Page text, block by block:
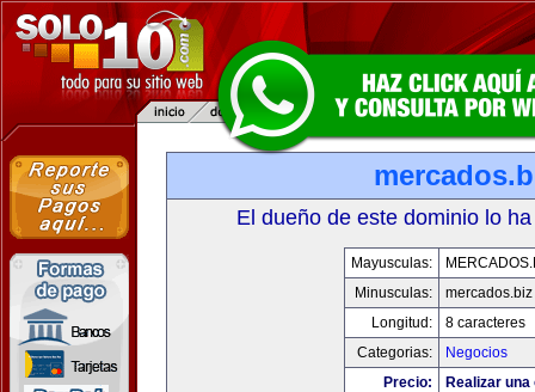
El dueño de este dominio lo
Mayusculas:
Minusculas:
mercados.biz
Longitud:
8 caracteres
Categorias:
Negocios
Precio:
Realizar